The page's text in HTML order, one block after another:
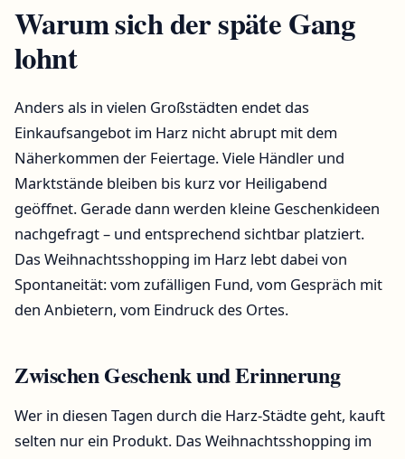
Warum sich der späte Gang
lohnt
Anders als in vielen Großstädten endet das
Einkaufsangebot im Harz nicht abrupt mit dem
Näherkommen der Feiertage. Viele Händler und
Marktstände bleiben bis kurz vor Heiligabend
geöffnet. Gerade dann werden kleine Geschenkideen
nachgefragt – und entsprechend sichtbar platziert.
Das Weihnachtsshopping im Harz lebt dabei von
Spontaneität: vom zufälligen Fund, vom Gespräch mit
den Anbietern, vom Eindruck des Ortes.
Zwischen Geschenk und Erinnerung
Wer in diesen Tagen durch die Harz-Städte geht, kauft
selten nur ein Produkt. Das Weihnachtsshopping im